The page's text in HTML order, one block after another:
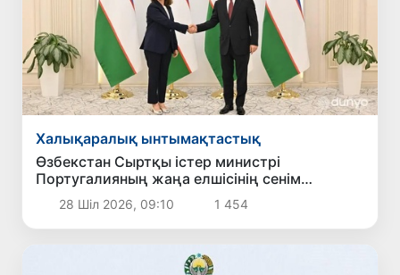
Халықаралық ынтымақтастық
Өзбекстан Сыртқы істер министрі
Португалияның жаңа елшісінің сенім
грамоталарын қабылдады
28 Шіл 2026, 09:10 1 454